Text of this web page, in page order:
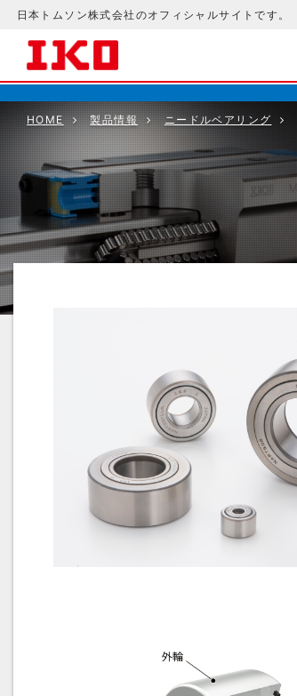
日本トムソン株式会社のオフィシャルサイトです。
HOME 製品情報 ニードルベアリング